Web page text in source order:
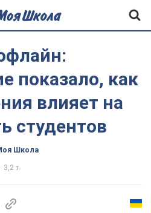
показало, как
влияет на
студентов
Школа
3,2 т.